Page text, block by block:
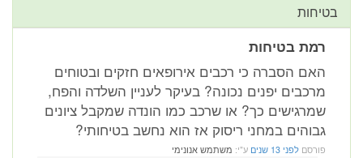
בטיחות
רמת בטיחות
האם הסברה כי רכבים אירופאים חזקים ובטוחים
מרכבים יפנים נכונה? בעיקר לעניין השלדה והפח,
שמרגישים כך? או שרכב כמו הונדה שמקבל ציונים
גבוהים במחני ריסוק אז הוא נחשב בטיחותי?
פורסם לפני 13 שנים ע"י: משתמש אנונימי